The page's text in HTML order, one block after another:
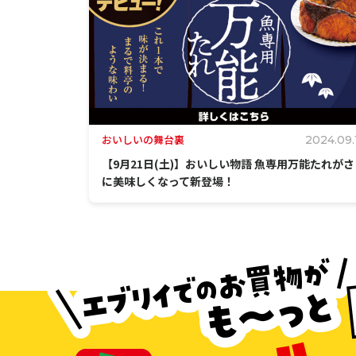
おいしいの舞台裏
【9月21日(土)】おいしい物語 魚専用万能たれが
に美味しくなって新登場！